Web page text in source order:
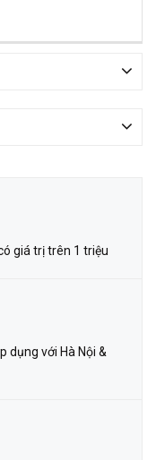
giá trị trên 1 triệu
dụng với Hà Nội &